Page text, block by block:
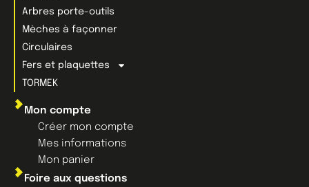
Arbres porte-outils
Mèches à façonner
Circulaires
Fers et plaquettes
TORMEK
Mon compte
Créer mon compte
Mes informations
Mon panier
Foire aux questions